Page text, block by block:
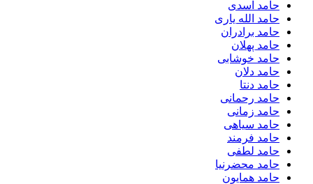
حامد اسدی
حامد الله یاری
حامد برادران
حامد پهلان
حامد خوشابی
حامد دلان
حامد دنتا
حامد رحمانی
حامد زمانی
حامد سیاهی
حامد فرمند
حامد لطفی
حامد محضرنیا
حامد همایون